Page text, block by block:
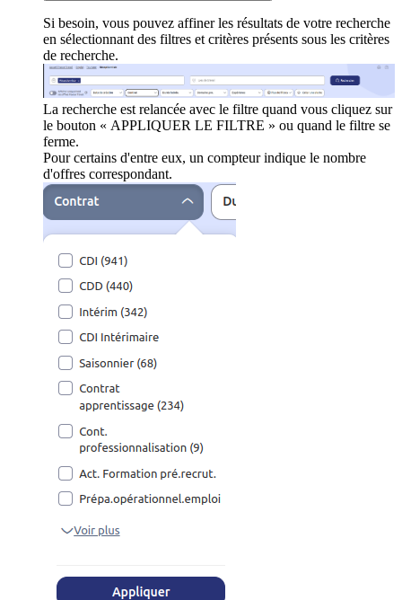
Si besoin, vous pouvez affiner les résultats de votre recherche
en sélectionnant des filtres et critères présents sous les critères
de recherche.
La recherche est relancée avec le filtre quand vous cliquez sur
le bouton « APPLIQUER LE FILTRE » ou quand le filtre se
ferme.
Pour certains d'entre eux, un compteur indique le nombre
d'offres correspondant.